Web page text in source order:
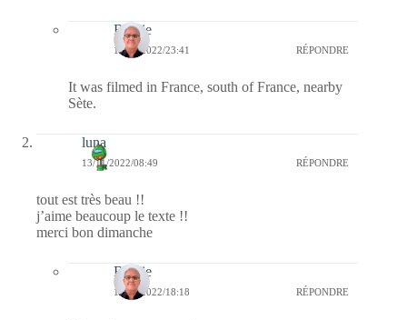
Bernie
14/11/2022/23:41 RÉPONDRE
It was filmed in France, south of France, nearby
Sète.
luna
13/11/2022/08:49 RÉPONDRE
tout est très beau !!
j’aime beaucoup le texte !!
merci bon dimanche
Bernie
13/11/2022/18:18 RÉPONDRE